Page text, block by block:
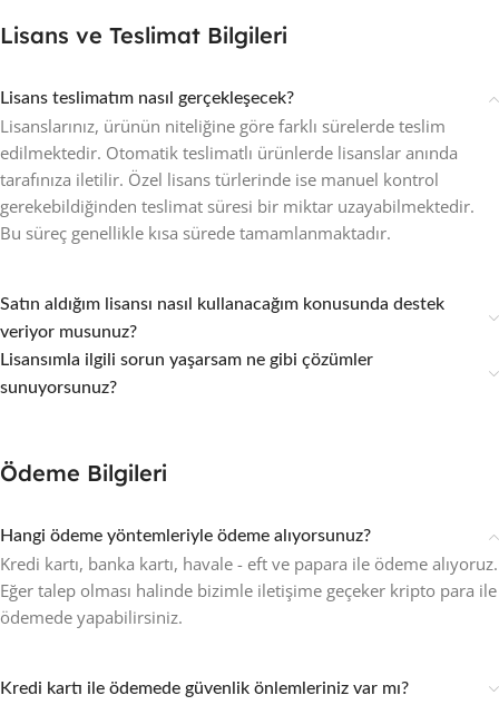
Lisans ve Teslimat Bilgileri
Lisans teslimatım nasıl gerçekleşecek?
Lisanslarınız, ürünün niteliğine göre farklı sürelerde teslim
edilmektedir. Otomatik teslimatlı ürünlerde lisanslar anında
tarafınıza iletilir. Özel lisans türlerinde ise manuel kontrol
gerekebildiğinden teslimat süresi bir miktar uzayabilmektedir.
Bu süreç genellikle kısa sürede tamamlanmaktadır.
Satın aldığım lisansı nasıl kullanacağım konusunda destek
veriyor musunuz?
Lisansımla ilgili sorun yaşarsam ne gibi çözümler
sunuyorsunuz?
Ödeme Bilgileri
Hangi ödeme yöntemleriyle ödeme alıyorsunuz?
Kredi kartı, banka kartı, havale - eft ve papara ile ödeme alıyoruz.
Eğer talep olması halinde bizimle iletişime geçeker kripto para ile
ödemede yapabilirsiniz.
Kredi kartı ile ödemede güvenlik önlemleriniz var mı?